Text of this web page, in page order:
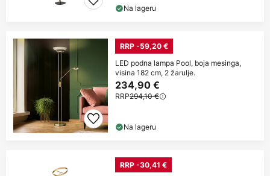
Na lageru
RRP -59,20 €
LED podna lampa Pool, boja mesinga,
visina 182 cm, 2 žarulje.
234,90 €
RRP294,10 €
Na lageru
RRP -30,41 €